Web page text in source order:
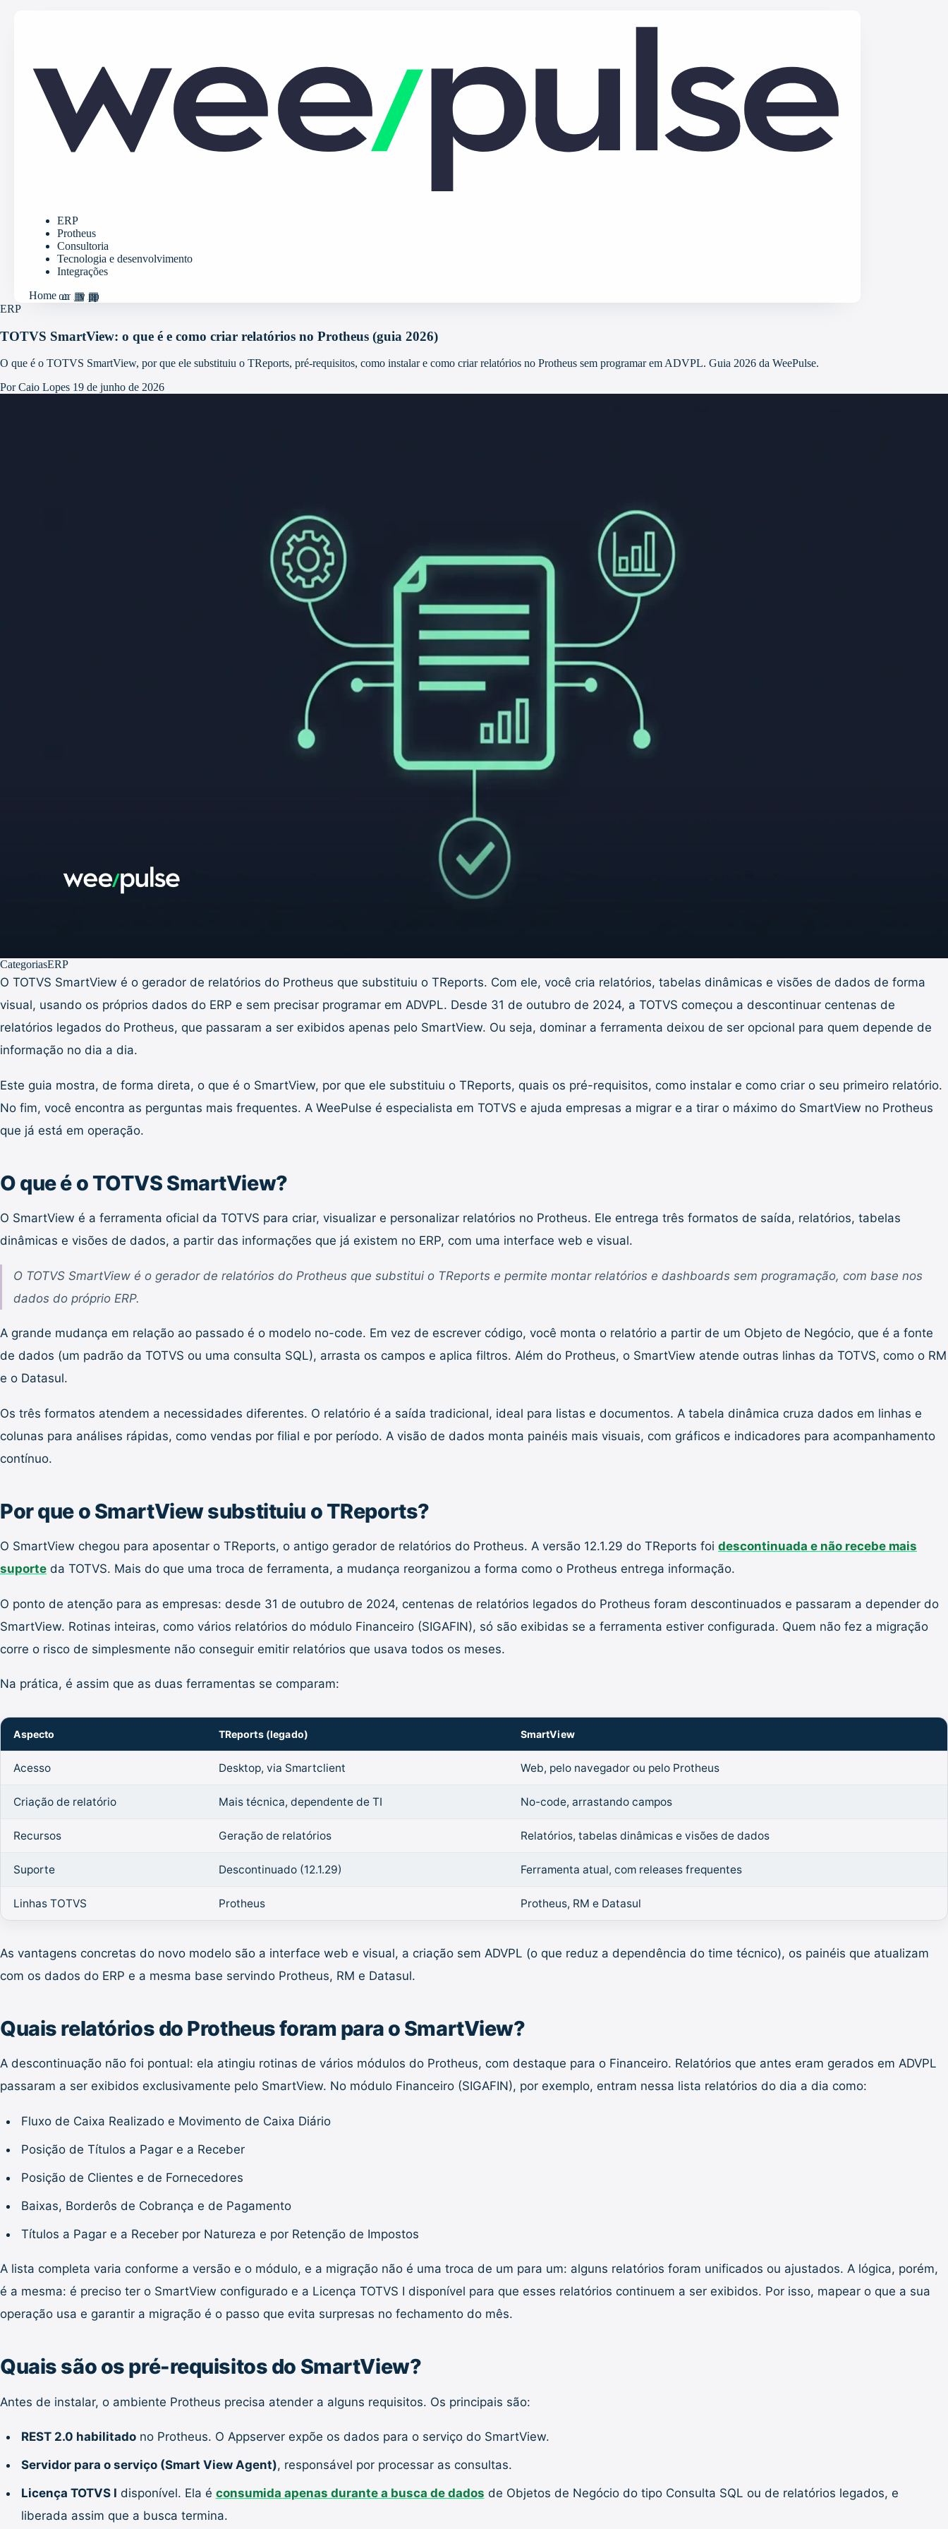
ERP
Protheus
Consultoria
Tecnologia e desenvolvimento
Integrações
Homehome
grid_view
apps
ERP
TOTVS SmartView: o que é e como criar relatórios no Protheus (guia 2026)
O que é o TOTVS SmartView, por que ele substituiu o TReports, pré-requisitos, como instalar e como criar relatórios no Protheus sem programar em ADVPL. Guia 2026 da WeePulse.
Por Caio Lopes 19 de junho de 2026
CategoriasERP
O TOTVS SmartView é o gerador de relatórios do Protheus que substituiu o TReports. Com ele, você cria relatórios, tabelas dinâmicas e visões de dados de forma
visual, usando os próprios dados do ERP e sem precisar programar em ADVPL. Desde 31 de outubro de 2024, a TOTVS começou a descontinuar centenas de
relatórios legados do Protheus, que passaram a ser exibidos apenas pelo SmartView. Ou seja, dominar a ferramenta deixou de ser opcional para quem depende de
informação no dia a dia.
Este guia mostra, de forma direta, o que é o SmartView, por que ele substituiu o TReports, quais os pré-requisitos, como instalar e como criar o seu primeiro relatório.
No fim, você encontra as perguntas mais frequentes. A WeePulse é especialista em TOTVS e ajuda empresas a migrar e a tirar o máximo do SmartView no Protheus
que já está em operação.
O que é o TOTVS SmartView?
O SmartView é a ferramenta oficial da TOTVS para criar, visualizar e personalizar relatórios no Protheus. Ele entrega três formatos de saída, relatórios, tabelas
dinâmicas e visões de dados, a partir das informações que já existem no ERP, com uma interface web e visual.
O TOTVS SmartView é o gerador de relatórios do Protheus que substitui o TReports e permite montar relatórios e dashboards sem programação, com base nos
dados do próprio ERP.
A grande mudança em relação ao passado é o modelo no-code. Em vez de escrever código, você monta o relatório a partir de um Objeto de Negócio, que é a fonte
de dados (um padrão da TOTVS ou uma consulta SQL), arrasta os campos e aplica filtros. Além do Protheus, o SmartView atende outras linhas da TOTVS, como o RM
e o Datasul.
Os três formatos atendem a necessidades diferentes. O relatório é a saída tradicional, ideal para listas e documentos. A tabela dinâmica cruza dados em linhas e
colunas para análises rápidas, como vendas por filial e por período. A visão de dados monta painéis mais visuais, com gráficos e indicadores para acompanhamento
contínuo.
Por que o SmartView substituiu o TReports?
O SmartView chegou para aposentar o TReports, o antigo gerador de relatórios do Protheus. A versão 12.1.29 do TReports foi descontinuada e não recebe mais
suporte da TOTVS. Mais do que uma troca de ferramenta, a mudança reorganizou a forma como o Protheus entrega informação.
O ponto de atenção para as empresas: desde 31 de outubro de 2024, centenas de relatórios legados do Protheus foram descontinuados e passaram a depender do
SmartView. Rotinas inteiras, como vários relatórios do módulo Financeiro (SIGAFIN), só são exibidas se a ferramenta estiver configurada. Quem não fez a migração
corre o risco de simplesmente não conseguir emitir relatórios que usava todos os meses.
Na prática, é assim que as duas ferramentas se comparam:
Aspecto TReports (legado) SmartView
Acesso Desktop, via Smartclient Web, pelo navegador ou pelo Protheus
Criação de relatório Mais técnica, dependente de TI No-code, arrastando campos
Recursos Geração de relatórios Relatórios, tabelas dinâmicas e visões de dados
Suporte Descontinuado (12.1.29) Ferramenta atual, com releases frequentes
Linhas TOTVS Protheus Protheus, RM e Datasul
As vantagens concretas do novo modelo são a interface web e visual, a criação sem ADVPL (o que reduz a dependência do time técnico), os painéis que atualizam
com os dados do ERP e a mesma base servindo Protheus, RM e Datasul.
Quais relatórios do Protheus foram para o SmartView?
A descontinuação não foi pontual: ela atingiu rotinas de vários módulos do Protheus, com destaque para o Financeiro. Relatórios que antes eram gerados em ADVPL
passaram a ser exibidos exclusivamente pelo SmartView. No módulo Financeiro (SIGAFIN), por exemplo, entram nessa lista relatórios do dia a dia como:
Fluxo de Caixa Realizado e Movimento de Caixa Diário
Posição de Títulos a Pagar e a Receber
Posição de Clientes e de Fornecedores
Baixas, Borderôs de Cobrança e de Pagamento
Títulos a Pagar e a Receber por Natureza e por Retenção de Impostos
A lista completa varia conforme a versão e o módulo, e a migração não é uma troca de um para um: alguns relatórios foram unificados ou ajustados. A lógica, porém,
é a mesma: é preciso ter o SmartView configurado e a Licença TOTVS I disponível para que esses relatórios continuem a ser exibidos. Por isso, mapear o que a sua
operação usa e garantir a migração é o passo que evita surpresas no fechamento do mês.
Quais são os pré-requisitos do SmartView?
Antes de instalar, o ambiente Protheus precisa atender a alguns requisitos. Os principais são:
REST 2.0 habilitadono Protheus. O Appserver expõe os dados para o serviço do SmartView.
Servidor para o serviço (Smart View Agent), responsável por processar as consultas.
Licença TOTVS I disponível. Ela é consumida apenas durante a busca de dados de Objetos de Negócio do tipo Consulta SQL ou de relatórios legados, e
liberada assim que a busca termina.